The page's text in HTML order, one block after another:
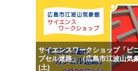
サイエンスワークショップ「ピ
プセル迷路」（広島市江波山気
(土)